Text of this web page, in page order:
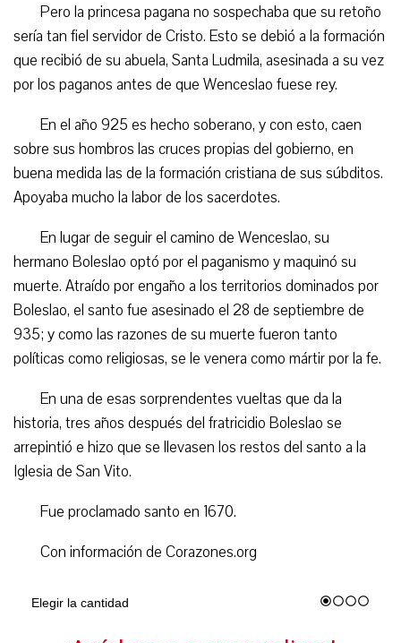
Pero la princesa pagana no sospechaba que su retoño
sería tan fiel servidor de Cristo. Esto se debió a la formación
que recibió de su abuela, Santa Ludmila, asesinada a su vez
por los paganos antes de que Wenceslao fuese rey.
En el año 925 es hecho soberano, y con esto, caen
sobre sus hombros las cruces propias del gobierno, en
buena medida las de la formación cristiana de sus súbditos.
Apoyaba mucho la labor de los sacerdotes.
En lugar de seguir el camino de Wenceslao, su
hermano Boleslao optó por el paganismo ymaquinó su
muerte. Atraído por engaño a los territorios dominados por
Boleslao, el santo fue asesinado el 28 de septiembre de
935; y como las razones de su muerte fueron tanto
políticas como religiosas, se le venera como mártir por la fe.
En una de esas sorprendentes vueltas que da la
historia, tres años después del fratricidio Boleslao se
arrepintió e hizo que se llevasen los restos del santo a la
Iglesia de San Vito.
Fue proclamado santo en 1670.
Con información de Corazones.org